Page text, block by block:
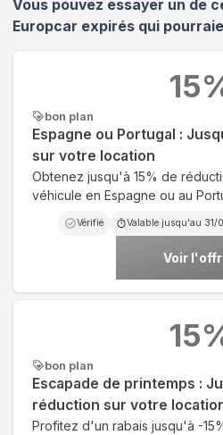
Vous pouvez essayer un de
Europcar expirés qui
bon plan
Espagne ou Portugal :
sur votre location
Obtenez jusqu'à 15% de
véhicule en Espagne ou au
Vérifié Valable jusqu'au 31/
Voir
15
bon plan
Escapade de printemps :
réduction sur votre
Profitez d'un rabais jusqu'à -
15